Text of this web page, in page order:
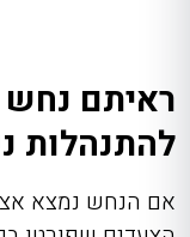
ראיתם נחש
להתנהלות